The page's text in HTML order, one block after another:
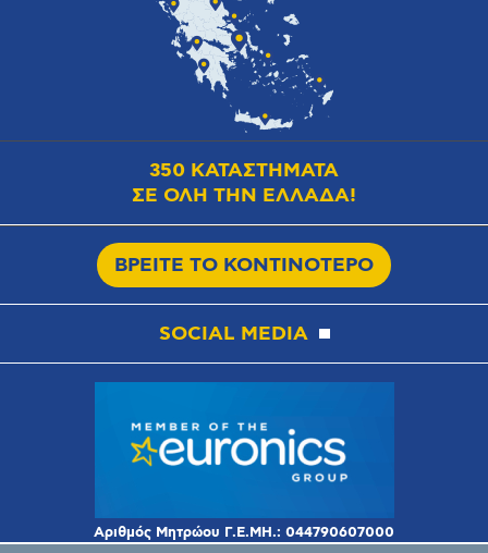
350 ΚΑΤΑΣΤΗΜΑΤΑ
ΣΕ ΟΛΗ ΤΗΝ ΕΛΛΑΔΑ!
ΒΡΕΙΤΕ ΤΟ ΚΟΝΤΙΝΟΤΕΡΟ
SOCIAL MEDIA